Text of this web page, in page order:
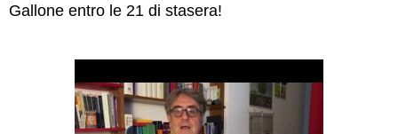
Gallone entro le 21 di stasera!